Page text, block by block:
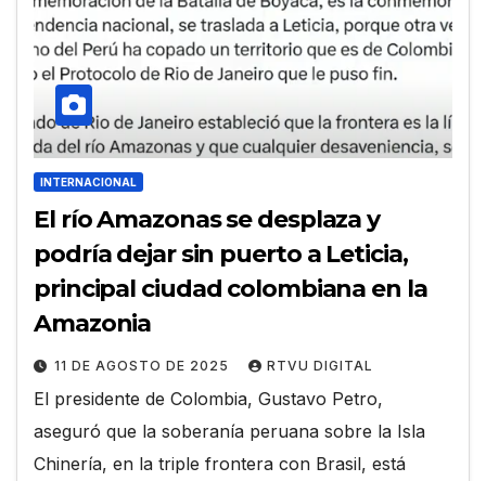
INTERNACIONAL
El río Amazonas se desplaza y
podría dejar sin puerto a Leticia,
principal ciudad colombiana en la
Amazonia
11 DE AGOSTO DE 2025 RTVU DIGITAL
El presidente de Colombia, Gustavo Petro,
aseguró que la soberanía peruana sobre la Isla
Chinería, en la triple frontera con Brasil, está